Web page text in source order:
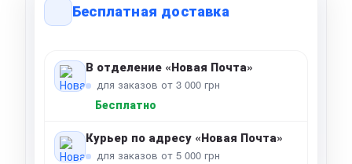
Бесплатная доставка
В отделение «Новая Почта»
для заказов от 3 000 грн
Бесплатно
Курьер по адресу «Новая Почта»
для заказов от 5 000 грн